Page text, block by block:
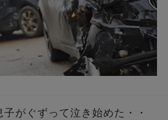
がぐずって泣き始めた・・